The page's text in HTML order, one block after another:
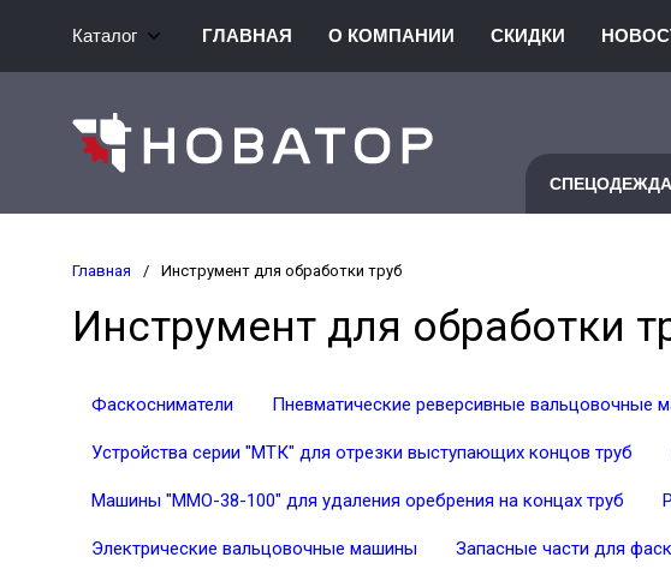
Каталог ГЛАВНАЯ О КОМПАНИИ СКИДКИ
СПЕЦОДЕЖДА
Главная / Инструмент для обработки труб
Инструмент для обработки
Фаскосниматели Пневматические реверсивные вальцовочные
Устройства серии "МТК" для отрезки выступающих концов труб
Машины "ММО-38-100" для удаления оребрения на концах труб
Электрические вальцовочные машины Запасные части для